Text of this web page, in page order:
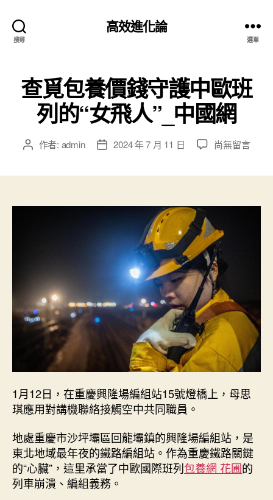
搜尋
高效進化論
選單
查覓包養價錢守護中歐班
列的“女飛人”_中國網
文 作者: admin
文 2024 年 7 月 11 日
在
錢
守
護
中
歐
班
列
的
“女
人”
_
國
尚無留言
1月12日，在重慶興隆場編組站15號燈橋上，母思
琪應用對講機聯絡接觸空中共同職員。
地處重慶市沙坪壩區回龍壩鎮的興隆場編組站，是
東北地域最年夜的鐵路編組站。作為重慶鐵路關鍵
的“心臟”，這里承當了中歐國際班列包養網 花圃的
列車崩潰、編組義務。